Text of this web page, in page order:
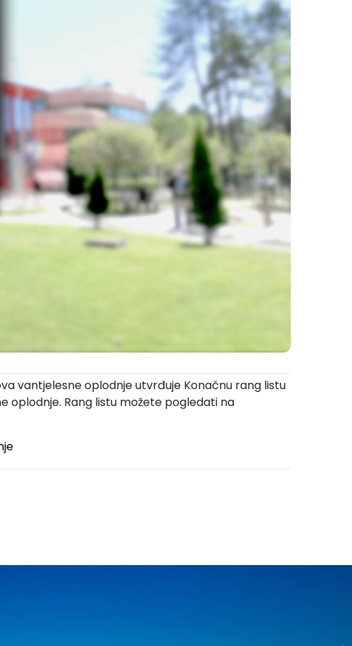
vantjelesne oplodnje utvrđuje Konačnu rang listu
oplodnje. Rang listu možete pogledati na